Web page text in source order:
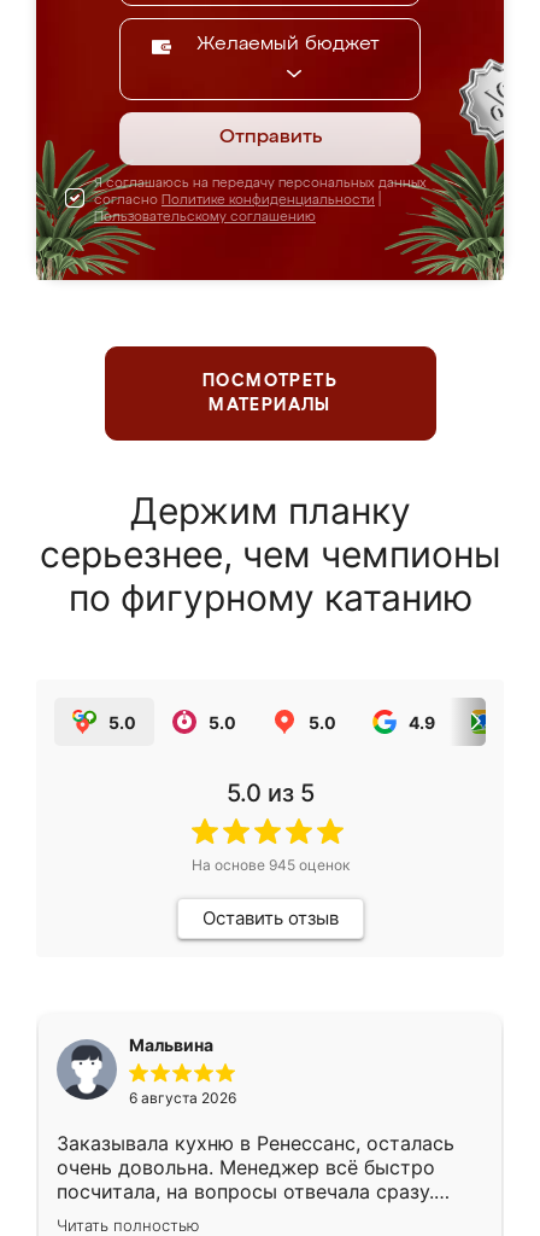
Желаемый бюджет
Отправить
Я соглашаюсь на передачу персональных данных
согласно Политике конфиденциальности
Пользовательскому соглашению
ПОСМОТРЕТЬ
МАТЕРИАЛЫ
Держим планку
серьезнее, чем чемпионы
по фигурному катанию
5.0 5.0 5.0 4.9
5.0 из 5
На основе 945оценок
Оставить отзыв
Мальвина
6 августа 2026
Заказывала кухню в Ренессанс, осталась
очень довольна. Менеджер всё быстро
посчитала, на вопросы отвечала сразу.
Замерщик приехал в субботу, подошёл к
Читать полностью